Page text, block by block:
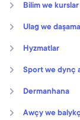
Bilim we kurslar
Ulag we
Hyzmatlar
Sport we dynç
Dermanhana
Awçy we